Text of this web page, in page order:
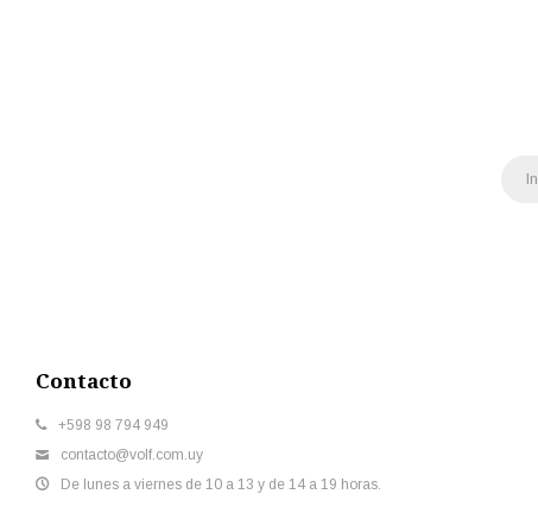
Contacto
+598 98 794 949
contacto@volf.com.uy
De lunes a viernes de 10 a 13 y de 14 a 19 horas.